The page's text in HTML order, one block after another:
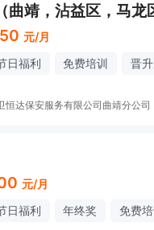
曲靖，沾益区，马龙
元/月
日福利 免费培训 晋
恒达保安服务有限公司曲靖分公司
元/月
日福利 年终奖 免费